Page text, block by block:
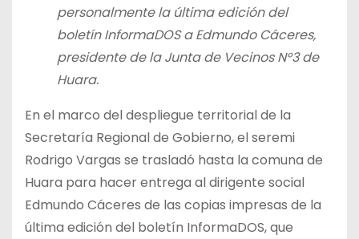
personalmente la última edición del
boletín InformaDOS a Edmundo Cáceres,
presidente de la Junta de Vecinos N°3 de
Huara.
En el marco del despliegue territorial de la
Secretaría Regional de Gobierno, el seremi
Rodrigo Vargas se trasladó hasta la comuna de
Huara para hacer entrega al dirigente social
Edmundo Cáceres de las copias impresas de la
última edición del boletín InformaDOS, que